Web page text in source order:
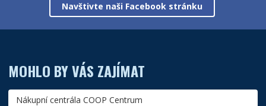
Navštivte naši Facebook stránku
MOHLO BY VÁS ZAJÍMAT
Nákupní centrála COOP Centrum